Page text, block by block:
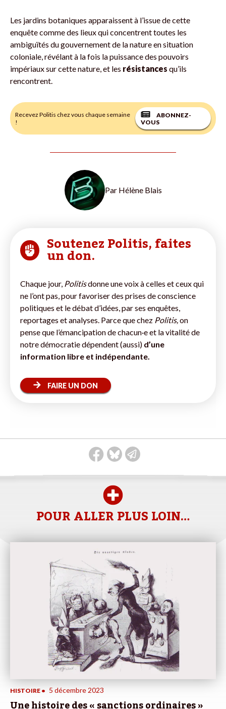
Les jardins botaniques apparaissent à l’issue de cette
enquête comme des lieux qui concentrent toutes les
ambiguïtés du gouvernement de la nature en situation
coloniale, révélant à la fois la puissance des pouvoirs
impériaux sur cette nature, et les résistances qu’ils
rencontrent.
Recevez Politis chez vous chaque semaine
!
ABONNEZ-
VOUS
Par Hélène Blais
Soutenez Politis, faites
un don.
Chaque jour, Politisdonne une voix à celles et ceux qui
ne l’ont pas, pour favoriser des prises de conscience
politiques et le débat d’idées, par ses enquêtes,
reportages et analyses. Parce que chez Politis, on
pense que l’émancipation de chacun·e et la vitalité de
notre démocratie dépendent (aussi) d’une
information libre et indépendante.
FAIRE UN DON
POUR ALLER PLUS LOIN…
HISTOIRE • 5 décembre 2023